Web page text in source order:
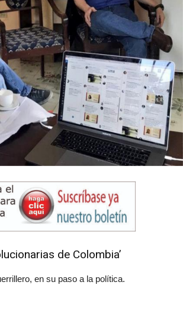
de Colombia’
en su paso a la política.